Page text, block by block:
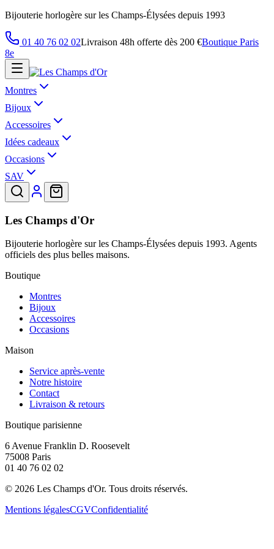
Bijouterie horlogère sur les Champs-Élysées depuis 1993
01 40 76 02 02Livraison 48h offerte dès 200 €Boutique Paris
8e
Montres
Bijoux
Accessoires
Idées cadeaux
Occasions
SAV
Les Champs d'Or
Bijouterie horlogère sur les Champs-Élysées depuis 1993. Agents
officiels des plus belles maisons.
Boutique
Montres
Bijoux
Accessoires
Occasions
Maison
Service après-vente
Notre histoire
Contact
Livraison & retours
Boutique parisienne
6 Avenue Franklin D. Roosevelt
75008 Paris
01 40 76 02 02
© 2026 Les Champs d'Or. Tous droits réservés.
Mentions légalesCGVConfidentialité